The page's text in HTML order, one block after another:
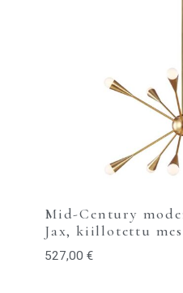
Mid-Century
Jax, kiillotettu
527,00 €